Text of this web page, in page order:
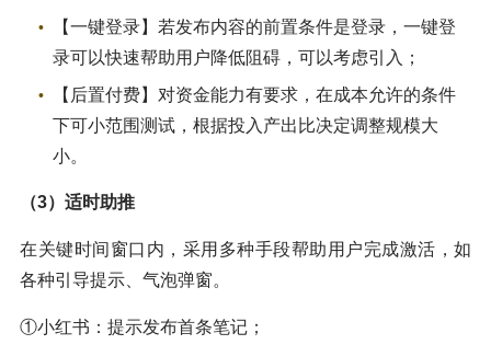
【一键登录】若发布内容的前置条件是登录，一键登
录可以快速帮助用户降低阻碍，可以考虑引入；
【后置付费】对资金能力有要求，在成本允许的条件
下可小范围测试，根据投入产出比决定调整规模大
小。
（3）适时助推
在关键时间窗口内，采用多种手段帮助用户完成激活，如
各种引导提示、气泡弹窗。
①小红书：提示发布首条笔记；